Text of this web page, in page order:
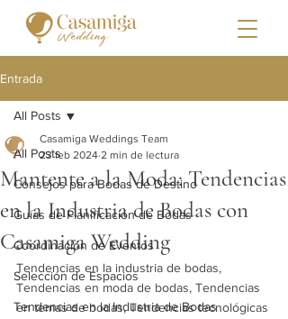
Entrada
All Posts
Consejos para Bodas de Destino
Guías de Planificación de Bodas
Coordinación de Eventos
Selección de Espacios
Tendencias en la Industria de Bodas
All Posts
Mantente a la Moda: Tendencias
en la Industria de Bodas con
Casamiga Wedding
Casamiga Weddings Team
23 feb 2024 2 min de lectura
Tendencias en la industria de bodas,
Tendencias en moda de bodas, Tendencias
en temas de bodas, Tendencias tecnológicas